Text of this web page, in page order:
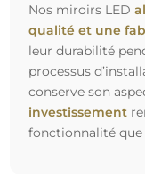
Nos miroirs LED
qualité et une
leur durabilité
processus
conserve son
investissement
fonctionnalité que